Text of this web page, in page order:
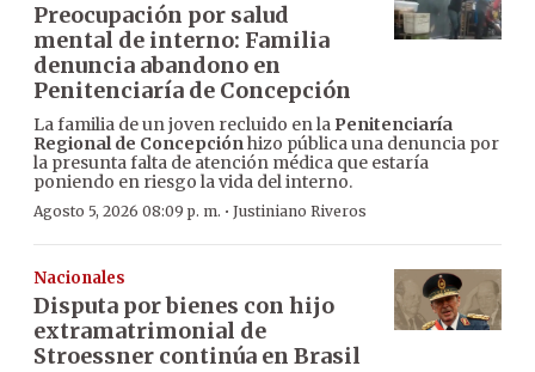
Preocupación por salud
mental de interno: Familia
denuncia abandono en
Penitenciaría de Concepción
La familia de un joven recluido en la Penitenciaría
Regional de Concepciónhizo pública una denuncia por
la presunta falta de atención médica que estaría
poniendo en riesgo la vida del interno.
Agosto 5, 2026 08:09 p. m. · Justiniano Riveros
Nacionales
Disputa por bienes con hijo
extramatrimonial de
Stroessner continúa en Brasil